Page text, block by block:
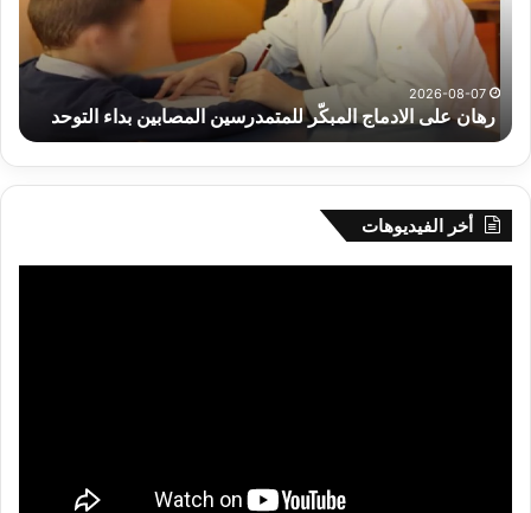
المصابين
التوحد
2026-08-07
رهان على الادماج المبكّر للمتمدرسين المصابين بداء التوحد
أخر الفيديوهات